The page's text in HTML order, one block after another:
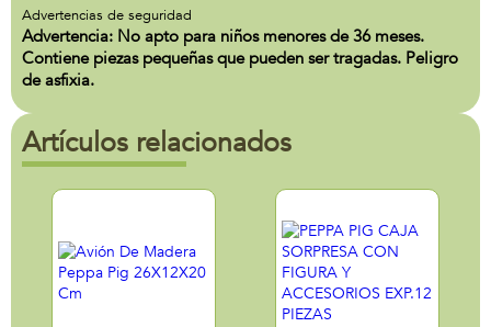
Advertencias de seguridad
Advertencia: No apto para niños menores de 36 meses.
Contiene piezas pequeñas que pueden ser tragadas. Peligro
de asfixia.
Artículos relacionados